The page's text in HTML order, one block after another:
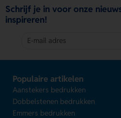
Schrijf je in voor onze
inspireren!
Populaire artikelen
Aanstekers bedrukken
Dobbelstenen bedrukken
Emmers bedrukken